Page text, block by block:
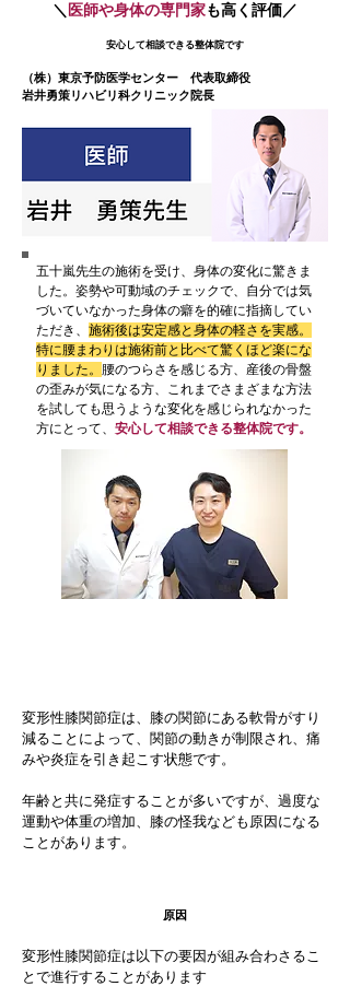
＼ 医師や身体の専門家も高く評価／
​安心して相談できる整体院です
（株）東京予防医学センター 代表取締役
​岩井勇策リハビリ科クリニック院長
五十嵐先生の施術を受け、身体の変化に驚きま
した。姿勢や可動域のチェックで、自分では気
づいていなかった身体の癖を的確に指摘してい
ただき、 施術後は安定感と身体の軽さを実感。
特に腰まわりは施術前と比べて驚くほど楽にな
りました。
腰のつらさを感じる方、産後の骨盤
の歪みが気になる方、これまでさまざまな方法
を試しても思うような変化を感じられなかった
方にとって、 安心して相談できる整体院です。
変形性膝関節症は、膝の関節にある軟骨がすり
減ることによって、関節の動きが制限され、痛
みや炎症を引き起こす状態です。
年齢と共に発症することが多いですが、過度な
運動や体重の増加、膝の怪我なども原因になる
ことがあります。
原因
変形性膝関節症は以下の要因が組み合わさるこ
とで進行することがあります